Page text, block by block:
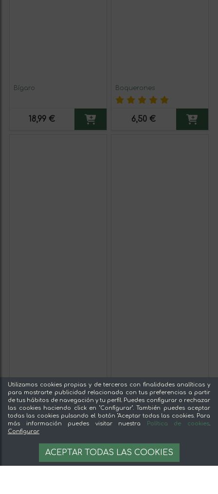
Bígaro
18,99 €
Boquerones
6,50 €
Utilizamos cookies propias y de terceros con finalidades analíticas y
para mostrarte publicidad relacionada con tus preferencias a partir
de tus hábitos de navegación y tu perfil. Puedes configurar o rechazar
las cookies haciendo click en "Configurar". También puedes aceptar
todas las cookies pulsando el botón "Aceptar todas las cookies. Para
más información puedes visitar nuestra
Política de cookies.
Configurar
ACEPTAR TODAS LAS COOKIES